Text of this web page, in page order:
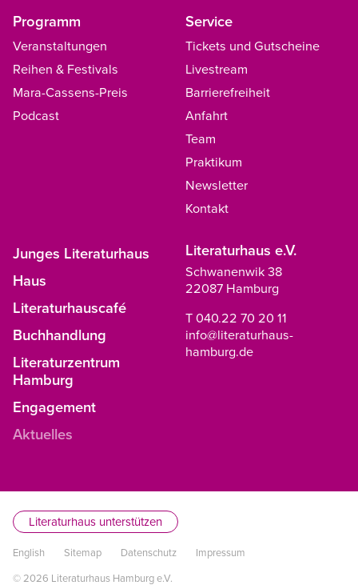
Programm
Veranstaltungen
Reihen & Festivals
Mara-Cassens-Preis
Podcast
Service
Tickets und Gutscheine
Livestream
Barrierefreiheit
Anfahrt
Team
Praktikum
Newsletter
Kontakt
Junges Literaturhaus
Haus
Literaturhauscafé
Buchhandlung
Literaturzentrum
Hamburg
Engagement
Aktuelles
Literaturhaus e.V.
Schwanenwik 38
22087 Hamburg
T 040.22 70 20 11
info@literaturhaus-
hamburg.de
Literaturhaus unterstützen
English Sitemap Datenschutz
Impressum
© 2026 Literaturhaus Hamburg e.V.